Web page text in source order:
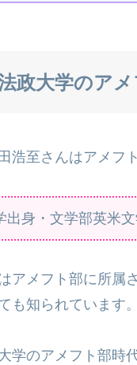
政大学のア
浩至さんはアメフ
出身・文学部英米
アメフト部に所属
も知られています
学のアメフト部時